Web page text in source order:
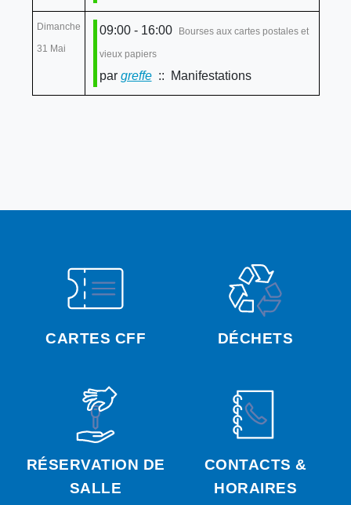
CARTES CFF DÉCHETS
RÉSERVATION DE
SALLE
CONTACTS &
HORAIRES
Dimanche
31 Mai
09:00 - 16:00 Bourses aux cartes postales et
vieux papiers
par greffe:: Manifestations